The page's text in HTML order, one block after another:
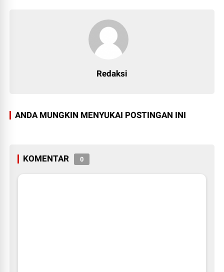
Redaksi
ANDA MUNGKIN MENYUKAI POSTINGAN INI
KOMENTAR 0